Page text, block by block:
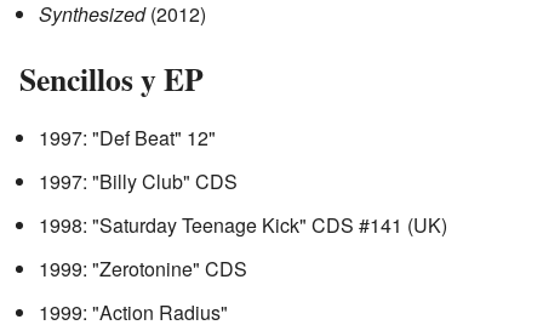
Synthesized(2012)
Sencillos y EP
1997: "Def Beat" 12"
1997: "Billy Club" CDS
1998: "Saturday Teenage Kick" CDS #141 (UK)
1999: "Zerotonine" CDS
1999: "Action Radius"